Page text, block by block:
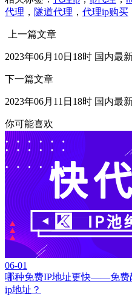
代理 ， 隧道代理 ， 代理ip购买
上一篇文章
2023年06月10日18时 国内最
下一篇文章
2023年06月11日18时 国内最
你可能喜欢
06-01
哪种免费IP地址更快——免费
ip地址？